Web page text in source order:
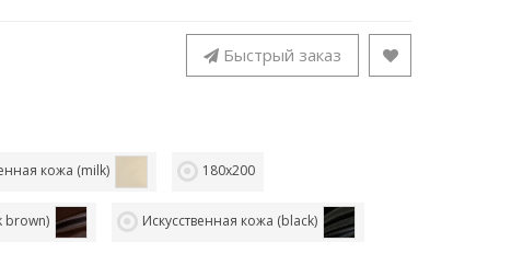
Быстрый заказ
кожа (milk) 180х200
brown) Искусственная кожа (black)